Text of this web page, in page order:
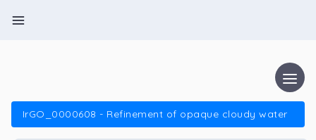
IrGO_0000608 - Refinement of opaque cloudy water